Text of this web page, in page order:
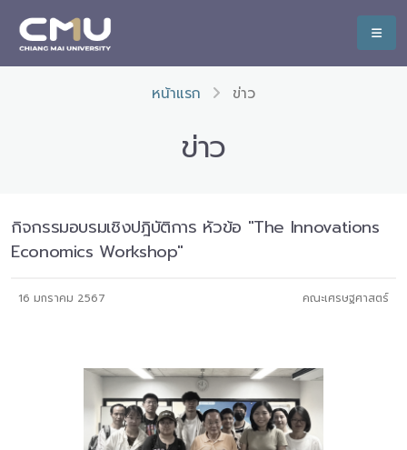
หน้าแรก ข่าว
ข่าว
กิจกรรมอบรมเชิงปฎิบัติการ หัวข้อ "The Innovations
Economics Workshop"
16 มกราคม 2567 คณะเศรษฐศาสตร์